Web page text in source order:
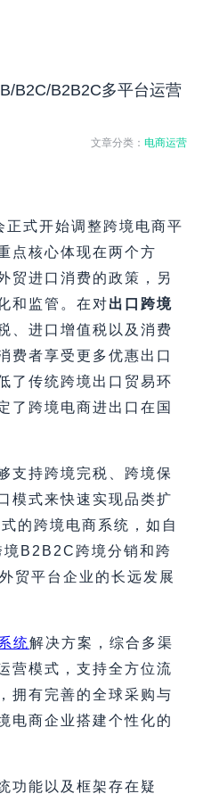
B2C/B2B2C多平台运营
文章分类：电商运营
式开始调整跨境电商平
点核心体现在两个方
贸进口消费的政策，另
和监管。在对出口跨境
、进口增值税以及消费
费者享受更多优惠出口
了传统跨境出口贸易环
了跨境电商进出口在国
支持跨境完税、跨境保
模式来快速实现品类扩
的跨境电商系统，如自
B2B2C跨境分销和跨
贸平台企业的长远发展
统解决方案，综合多渠
营模式，支持全方位流
拥有完善的全球采购与
电商企业搭建个性化的
功能以及框架存在疑